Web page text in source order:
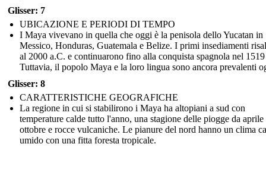
Glisser: 7
UBICAZIONE E PERIODI DI TEMPO
I Maya vivevano in quella che oggi è la penisola dello Yucatan in
Messico, Honduras, Guatemala e Belize. I primi insediamenti
al 2000 a.C. e continuarono fino alla conquista spagnola nel
Tuttavia, il popolo Maya e la loro lingua sono ancora prevalenti
Glisser: 8
CARATTERISTICHE GEOGRAFICHE
La regione in cui si stabilirono i Maya ha altopiani a sud con
temperature calde tutto l'anno, una stagione delle piogge da aprile
ottobre e rocce vulcaniche. Le pianure del nord hanno un clima
umido con una fitta foresta tropicale.